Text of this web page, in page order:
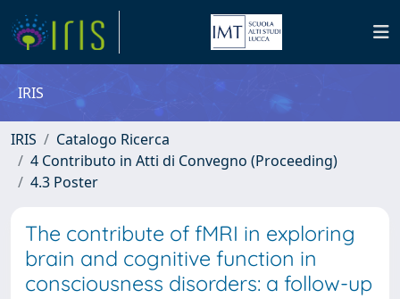
IRIS
IRIS
Catalogo Ricerca
4 Contributo in Atti di Convegno (Proceeding)
4.3 Poster
The contribute of fMRI in exploring
brain and cognitive function in
consciousness disorders: a follow-up